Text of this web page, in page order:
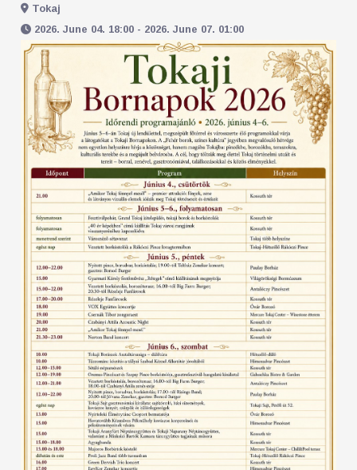
Tokaj
2026. June 04. 18:00 - 2026. June 07. 01:00